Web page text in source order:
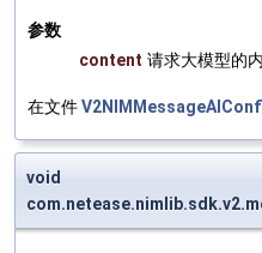
参数
content 请求大模型的
在文件
void